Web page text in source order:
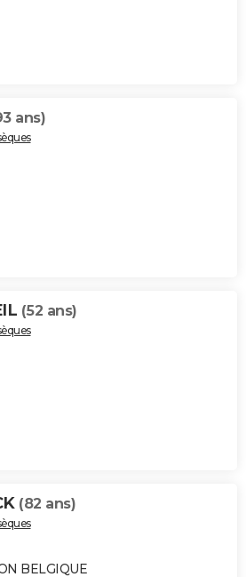
ans)
(52 ans)
(82 ans)
BELGIQUE